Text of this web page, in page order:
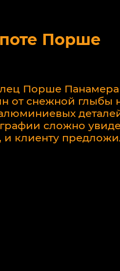
Порше
Порше Панамера
от снежной глыбы
сложно
и клиенту